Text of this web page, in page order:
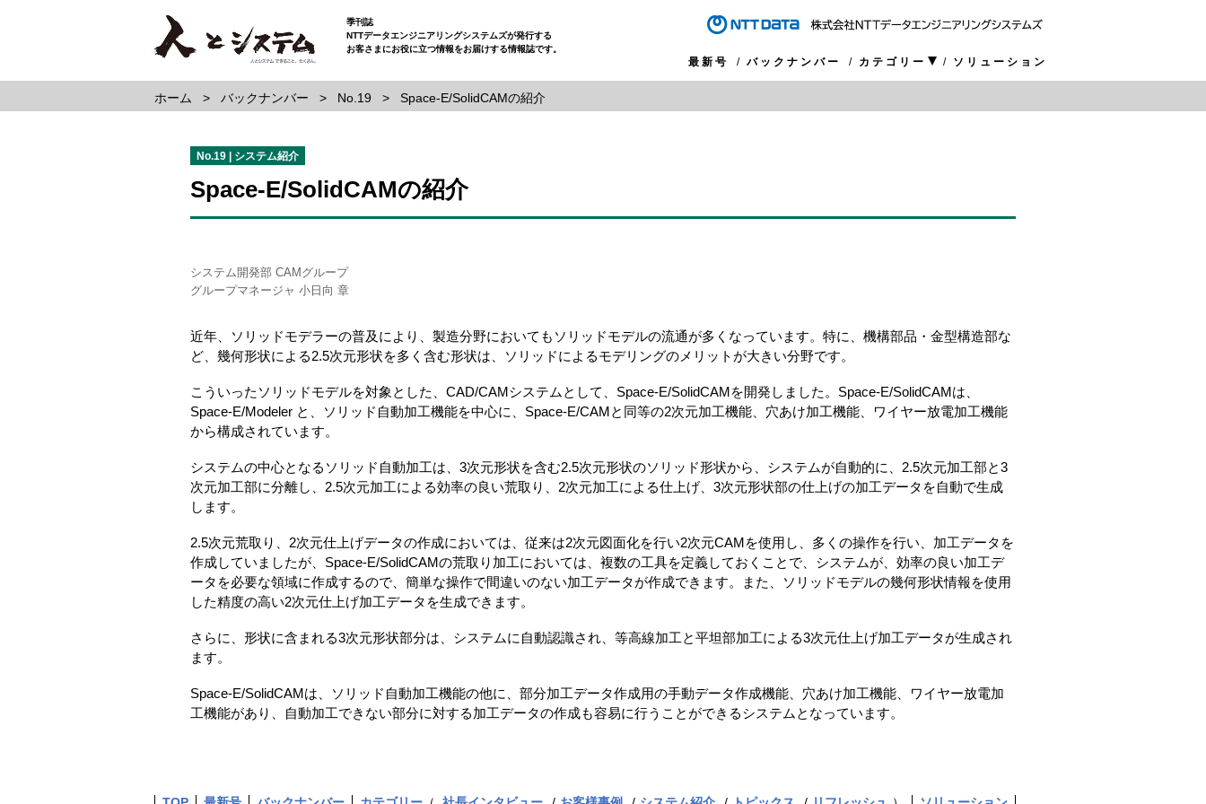
季刊誌
NTTデータエンジニアリングシステムズが発行する
お客さまにお役に立つ情報をお届けする情報誌です。
最新号 バックナンバー カテゴリー ソリューション
ホーム バックナンバー No.19 Space-E/SolidCAMの紹介
No.19 | システム紹介
Space-E/SolidCAMの紹介
システム開発部 CAMグループ
グループマネージャ 小日向 章
近年、ソリッドモデラーの普及により、製造分野においてもソリッドモデルの流通が多くなっています。特に、機構部品・金型構造部な
ど、幾何形状による2.5次元形状を多く含む形状は、ソリッドによるモデリングのメリットが大きい分野です。
こういったソリッドモデルを対象とした、CAD/CAMシステムとして、Space-E/SolidCAMを開発しました。Space-E/SolidCAMは、
Space-E/Modeler と、ソリッド自動加工機能を中心に、Space-E/CAMと同等の2次元加工機能、穴あけ加工機能、ワイヤー放電加工機能
から構成されています。
システムの中心となるソリッド自動加工は、3次元形状を含む2.5次元形状のソリッド形状から、システムが自動的に、2.5次元加工部と3
次元加工部に分離し、2.5次元加工による効率の良い荒取り、2次元加工による仕上げ、3次元形状部の仕上げの加工データを自動で生成
します。
2.5次元荒取り、2次元仕上げデータの作成においては、従来は2次元図面化を行い2次元CAMを使用し、多くの操作を行い、加工データを
作成していましたが、Space-E/SolidCAMの荒取り加工においては、複数の工具を定義しておくことで、システムが、効率の良い加工デ
ータを必要な領域に作成するので、簡単な操作で間違いのない加工データが作成できます。また、ソリッドモデルの幾何形状情報を使用
した精度の高い2次元仕上げ加工データを生成できます。
さらに、形状に含まれる3次元形状部分は、システムに自動認識され、等高線加工と平坦部加工による3次元仕上げ加工データが生成され
ます。
Space-E/SolidCAMは、ソリッド自動加工機能の他に、部分加工データ作成用の手動データ作成機能、穴あけ加工機能、ワイヤー放電加
工機能があり、自動加工できない部分に対する加工データの作成も容易に行うことができるシステムとなっています。